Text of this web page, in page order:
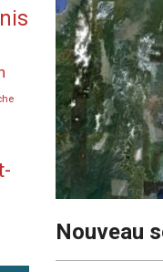
Nouveau